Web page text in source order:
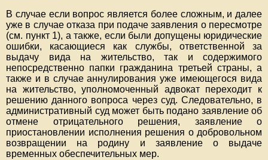
В случае если вопрос является более сложным, и далее
уже в случае отказа при подаче заявления о пересмотре
(см. пункт 1), а также, если были допущены юридические
ошибки, касающиеся как службы, ответственной за
выдачу вида на жительство, так и содержимого
непосредственно папки гражданина третьей страны, а
также и в случае аннулирования уже имеющегося вида
на жительство, уполномоченный адвокат переходит к
решению данного вопроса через суд. Следовательно, в
административный суд может быть подано заявление об
отмене отрицательного решения, заявление о
приостановлении исполнения решения о добровольном
возвращении на родину и заявление о выдаче
временных обеспечительных мер.